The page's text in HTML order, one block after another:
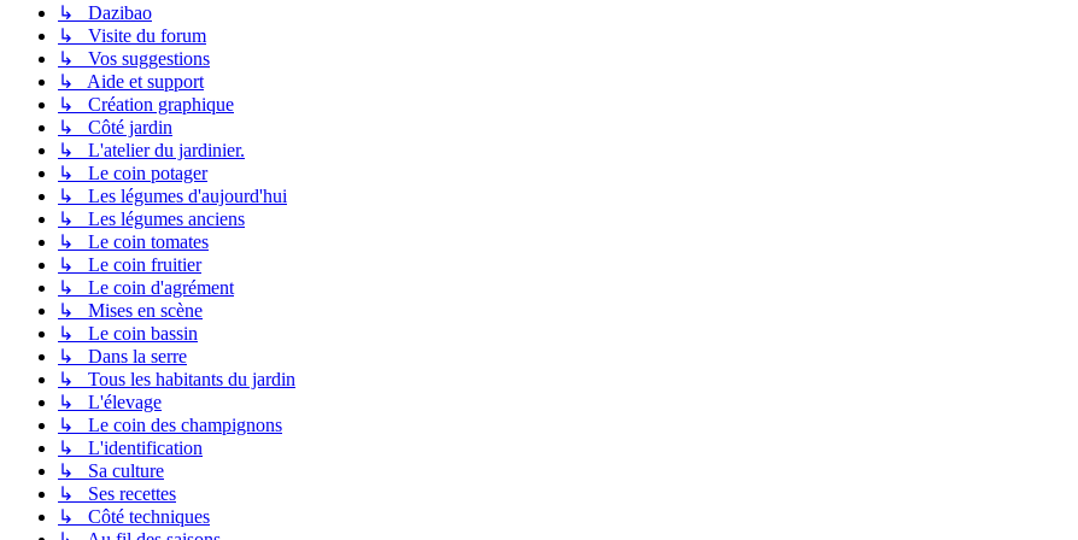
↳ Dazibao
↳ Visite du forum
↳ Vos suggestions
↳ Aide et support
↳ Création graphique
↳ Côté jardin
↳ L'atelier du jardinier.
↳ Le coin potager
↳ Les légumes d'aujourd'hui
↳ Les légumes anciens
↳ Le coin tomates
↳ Le coin fruitier
↳ Le coin d'agrément
↳ Mises en scène
↳ Le coin bassin
↳ Dans la serre
↳ Tous les habitants du jardin
↳ L'élevage
↳ Le coin des champignons
↳ L'identification
↳ Sa culture
↳ Ses recettes
↳ Côté techniques